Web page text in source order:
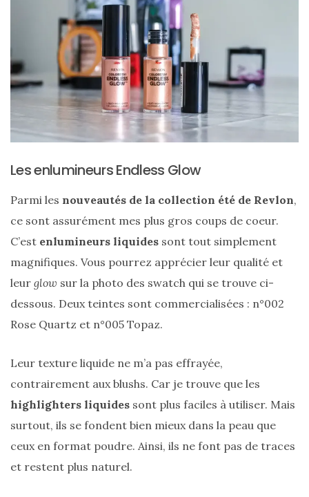
Les enlumineurs Endless Glow
Parmi les nouveautés de la collection été de Revlon,
ce sont assurément mes plus gros coups de coeur.
C’est enlumineurs liquides sont tout simplement
magnifiques. Vous pourrez apprécier leur qualité et
leur glow sur la photo des swatch qui se trouve ci-
dessous. Deux teintes sont commercialisées : n°002
Rose Quartz et n°005 Topaz.
Leur texture liquide ne m’a pas effrayée,
contrairement aux blushs. Car je trouve que les
highlighters liquides sont plus faciles à utiliser. Mais
surtout, ils se fondent bien mieux dans la peau que
ceux en format poudre. Ainsi, ils ne font pas de traces
et restent plus naturel.